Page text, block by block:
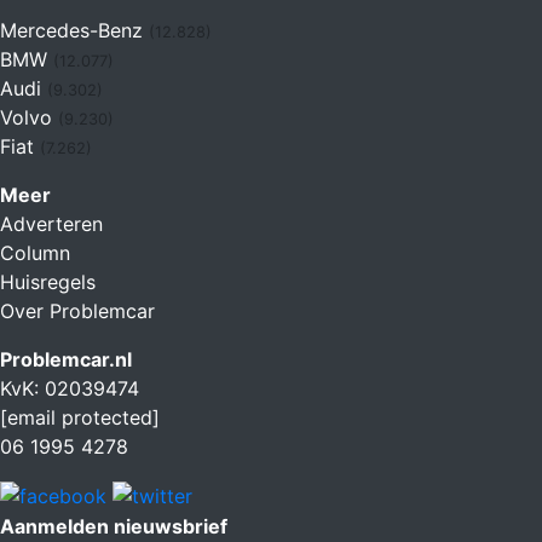
Mercedes-Benz
BMW
Audi
Volvo
Fiat (7.262)
Meer
Adverteren
Column
Huisregels
Over Problemcar
Problemcar.nl
KvK: 02039474
[email protected]
06 1995 4278
Aanmelden nieuwsbrief